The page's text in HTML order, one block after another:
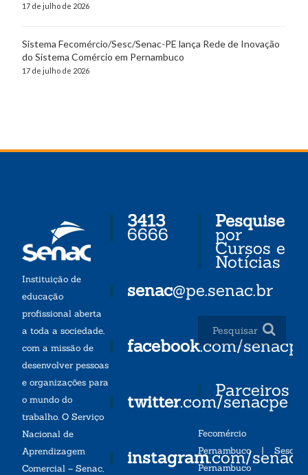
17 de julho de 2026
Sistema Fecomércio/Sesc/Senac-PE lança Rede de Inovação
do Sistema Comércio em Pernambuco
17 de julho de 2026
Instituição de
educação
profissional aberta
a toda a sociedade,
com a missão de
desenvolver pessoas
e organizações para
o mundo do
trabalho. O Serviço
Nacional de
Aprendizagem
Comercial – Senac,
3413
6666
senac@pe.senac.br
facebook.com/senacpe
twitter.com/senacpe
instagram.com/
Pesquise
por
Cursos e
Notícias
Parceiros
Fecomércio
Pernambuco| Sesc
Pernambuco